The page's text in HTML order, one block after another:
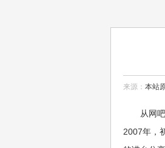
来源： 本站
从网
2007年，